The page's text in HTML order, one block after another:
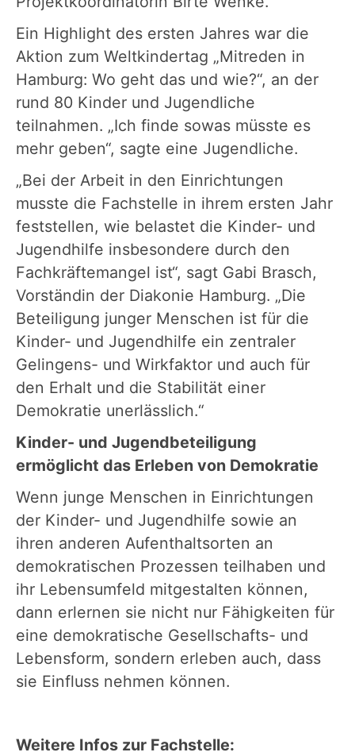
Ein Highlight des ersten Jahres war die
Aktion zum Weltkindertag „Mitreden in
Hamburg: Wo geht das und wie?“, an der
rund 80 Kinder und Jugendliche
teilnahmen. „Ich finde sowas müsste es
mehr geben“, sagte eine Jugendliche.
„Bei der Arbeit in den Einrichtungen
musste die Fachstelle in ihrem ersten Jahr
feststellen, wie belastet die Kinder- und
Jugendhilfe insbesondere durch den
Fachkräftemangel ist“, sagt Gabi Brasch,
Vorständin der Diakonie Hamburg. „Die
Beteiligung junger Menschen ist für die
Kinder- und Jugendhilfe ein zentraler
Gelingens- und Wirkfaktor und auch für
den Erhalt und die Stabilität einer
Demokratie unerlässlich.“
Kinder- und Jugendbeteiligung
ermöglicht das Erleben von Demokratie
Wenn junge Menschen in Einrichtungen
der Kinder- und Jugendhilfe sowie an
ihren anderen Aufenthaltsorten an
demokratischen Prozessen teilhaben und
ihr Lebensumfeld mitgestalten können,
dann erlernen sie nicht nur Fähigkeiten für
eine demokratische Gesellschafts- und
Lebensform, sondern erleben auch, dass
sie Einfluss nehmen können.
Weitere Infos zur Fachstelle: